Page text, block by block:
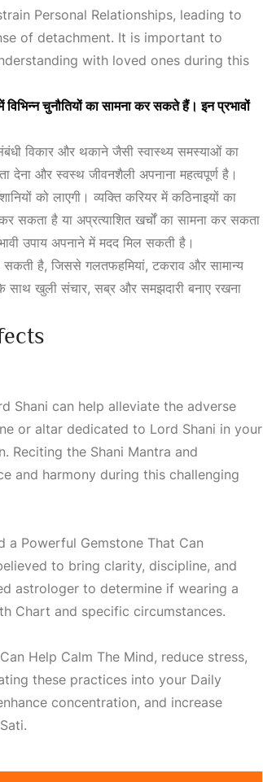
Personal Relationships, leading to
of detachment. It is important to
with loved ones during this
चुनौतियों का सामना कर सकते हैं। इन प्रभावों
विकार और थकाने जैसी स्वास्थ्य समस्याओं का
और स्वस्थ जीवनशैली अपनाना महत्वपूर्ण है।
को लाएगी। व्यक्ति करियर में कठिनाइयों का
सकता है या अप्रत्याशित खर्चों का सामना कर सकता
उपाय अपनाने में मदद मिल सकती है।
सकती है, जिससे गलतफहमियां, टकराव और सामान्य
साथ खुली संचार, सब्र और समझदारी बनाए रखना
Shani can help alleviate the adverse
or altar dedicated to Lord Shani in your
Reciting the Shani Mantra and
and harmony during this challenging
a Powerful Gemstone That Can
to bring clarity, discipline, and
astrologer to determine if wearing a
Chart and specific circumstances.
Help Calm The Mind, reduce stress,
these practices into your Daily
concentration, and increase